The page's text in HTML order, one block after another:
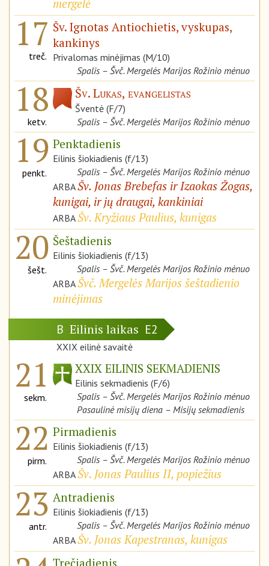
mergelė
17
treč.
Šv. Ignotas Antiochietis, vyskupas,
kankinys
Privalomas minėjimas (M/10)
Spalis – Švč. Mergelės Marijos Rožinio mėnuo
18
ketv.
Šv. Lukas, evangelistas
Šventė (F/7)
Spalis – Švč. Mergelės Marijos Rožinio mėnuo
19
penkt.
Penktadienis
Eilinis šiokiadienis (f/13)
Spalis – Švč. Mergelės Marijos Rožinio mėnuo
ARBAŠv. Jonas Brebefas ir Izaokas Žogas,
kunigai, ir jų draugai, kankiniai
ARBAŠv. Kryžiaus Paulius, kunigas
20
šešt.
Šeštadienis
Eilinis šiokiadienis (f/13)
Spalis – Švč. Mergelės Marijos Rožinio mėnuo
ARBAŠvč. Mergelės Marijos šeštadienio
minėjimas
B Eilinis laikas E2
XXIX eilinė savaitė
21
sekm.
XXIX EILINIS SEKMADIENIS
Eilinis sekmadienis (F/6)
Spalis – Švč. Mergelės Marijos Rožinio mėnuo
Pasaulinė misijų diena – Misijų sekmadienis
22
pirm.
Pirmadienis
Eilinis šiokiadienis (f/13)
Spalis – Švč. Mergelės Marijos Rožinio mėnuo
ARBAŠv. Jonas Paulius II, popiežius
23
antr.
Antradienis
Eilinis šiokiadienis (f/13)
Spalis – Švč. Mergelės Marijos Rožinio mėnuo
ARBAŠv. Jonas Kapestranas, kunigas
Trečiadienis